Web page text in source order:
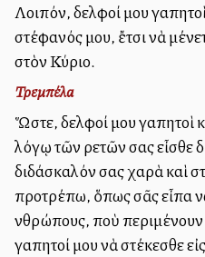
Λοιπόν, ἀδελφοί μου
στέφανός μου, ἔτσι νὰ
στὸν Κύριο.
Τρεμπέλα
Ὥστε, ἀδελφοί μου ἀγαπητοὶ
λόγῳ τῶν ἀρετῶν σας εἶσθε
διδάσκαλόν σας χαρὰ καὶ
προτρέπω, ὅπως σᾶς εἶπα
ἀνθρώπους, ποὺ
ἀγαπητοί μου νὰ στέκεσθε